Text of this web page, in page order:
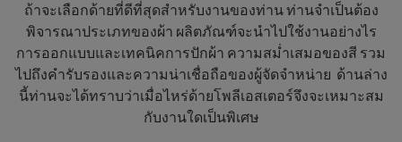
ถ้าจะเลือกด้ายที่ดีที่สุดสำหรับงานของท่าน ท่านจำเป็นต้อง
พิจารณาประเภทของผ้า ผลิตภัณฑ์จะนำไปใช้งานอย่างไร
การออกแบบและเทคนิคการปักผ้า ความสม่ำเสมอของสี รวม
ไปถึงคำรับรองและความน่าเชื่อถือของผู้จัดจำหน่าย ด้านล่าง
นี้ท่านจะได้ทราบว่าเมื่อไหร่ด้ายโพลีเอสเตอร์จึงจะเหมาะสม
กับงานใดเป็นพิเศษ